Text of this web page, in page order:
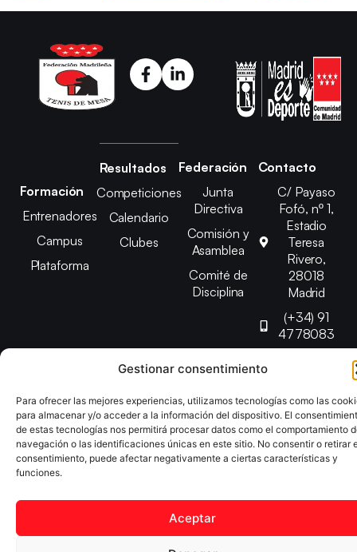
Gestionar consentimiento
Para ofrecer las mejores experiencias, utilizamos tecnologías como las
para almacenar y/o acceder a la información del dispositivo. El
de estas tecnologías nos permitirá procesar datos como el comportamiento
navegación o las identificaciones únicas en este sitio. No consentir o retirar
consentimiento, puede afectar negativamente a ciertas características y
funciones.
Aceptar
Formación
Entrenadores
Campus
Plataforma
Resultados
Competiciones
Calendario
Clubes
Federación
Junta
Directiva
Comisión y
Asamblea
Comité de
Disciplina
Contacto
C/ Payaso
Fofó, nº 1,
Estadio
Teresa
Rivero,
28018
Madrid
(+34) 91
4778083
Copyright © 2025 Federación Madrileña de Tenis de Mesa |
Desarrollado porTOOOLS
Aviso Legal Política de Cookies